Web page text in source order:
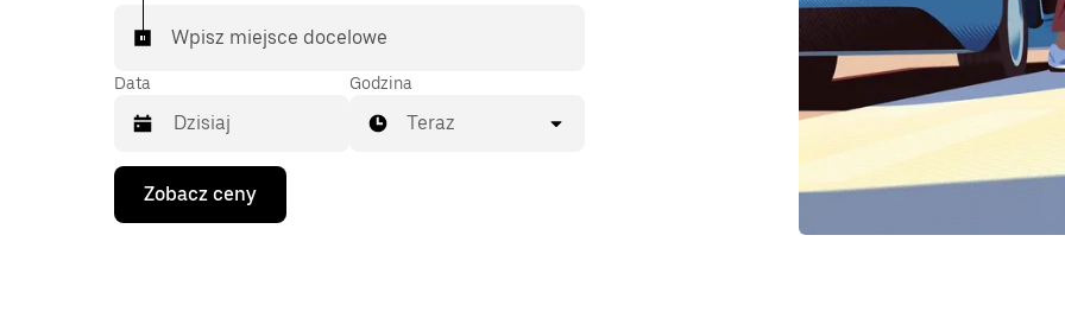
Wpisz miejsce docelowe
Data
Naciśnij
klawisz
strzałki
Godzina
Teraz
Zobacz ceny